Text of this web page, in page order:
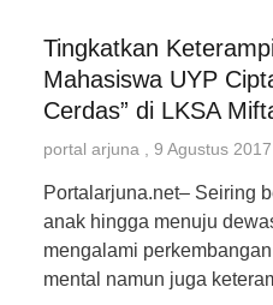
Tingkatkan
Mahasiswa UYP
Cerdas” di LKSA
portal arjuna 9 Agustus 2017
Portalarjuna.net– Seiring
anak hingga menuju
mengalami
mental namun juga